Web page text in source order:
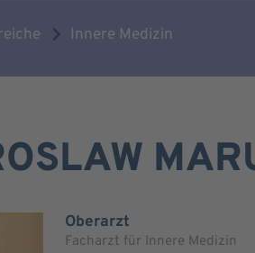
Innere Medizin
Oberarzt
Facharzt für Innere Medizin